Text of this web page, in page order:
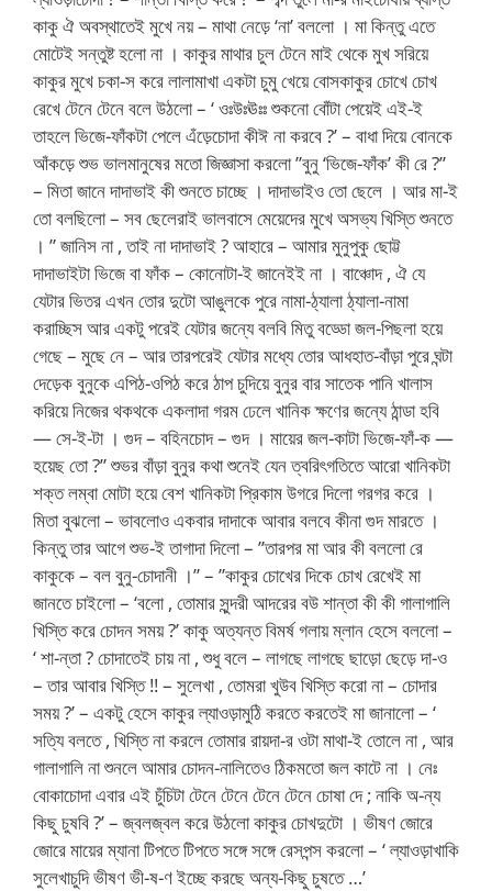
কাকু ঐ অবস্থাতেই মুখে নয় – মাথা নেড়ে ‘না’ বললো । মা কিন্তু এতে
মোটেই সন্তুষ্ট হলো না । কাকুর মাথার চুল টেনে মাই থেকে মুখ সরিয়ে
কাকুর মুখে চকা-স করে লালামাখা একটা চুমু খেয়ে বোসকাকুর চোখে চোখ
রেখে টেনে টেনে বলে উঠলো – ‘ ওঃউঃঊঃঃ শুকনো বোঁটা পেয়েই এই-ই
তাহলে ভিজে-ফাঁকটা পেলে এঁড়েচোদা কীঈ না করবে ?’ – বাধা দিয়ে বোনকে
আঁকড়ে শুভ ভালমানুষের মতো জিজ্ঞাসা করলো ”বুনু ‘ভিজে-ফাঁক’ কী রে ?”
– মিতা জানে দাদাভাই কী শুনতে চাচ্ছে । দাদাভাইও তো ছেলে । আর মা-ই
তো বলছিলো – সব ছেলেরাই ভালবাসে মেয়েদের মুখে অসভ্য খিস্তি শুনতে
। ” জানিস না , তাই না দাদাভাই ? আহারে – আমার মুনুপুকু ছোট্ট
দাদাভাইটা ভিজে বা ফাঁক – কোনোটা-ই জানেইই না । বাঞ্চোদ , ঐ যে
যেটার ভিতর এখন তোর দুটো আঙুলকে পুরে নামা-ঠ্যালা ঠ্যালা-নামা
করাচ্ছিস আর একটু পরেই যেটার জন্যে বলবি মিতু বড্ডো জল-পিছলা হয়ে
গেছে – মুছে নে – আর তারপরেই যেটার মধ্যে তোর আধহাত-বাঁড়া পুরে ঘন্টা
দেড়েক বুনুকে এপিঠ-ওপিঠ করে ঠাপ চুদিয়ে বুনুর বার সাতেক পানি খালাস
করিয়ে নিজের থকথকে একলাদা গরম ঢেলে খানিক ক্ষণের জন্যে ঠান্ডা হবি
— সে-ই-টা । গুদ – বহিনচোদ – গুদ । মায়ের জল-কাটা ভিজে-ফাঁ-ক —
হয়েছ তো ?” শুভর বাঁড়া বুনুর কথা শুনেই যেন ত্বরিৎগতিতে আরো খানিকটা
শক্ত লম্বা মোটা হয়ে বেশ খানিকটা প্রিকাম উগরে দিলো গরগর করে ।
মিতা বুঝলো – ভাবলোও একবার দাদাকে আবার বলবে কীনা গুদ মারতে ।
কিন্তু তার আগে শুভ-ই তাগাদা দিলো – ”তারপর মা আর কী বললো রে
কাকুকে – বল বুনু-চোদানী ।” – ”কাকুর চোখের দিকে চোখ রেখেই মা
জানতে চাইলো – ‘বলো , তোমার সুন্দরী আদরের বউ শান্তা কী কী গালাগালি
খিস্তি করে চোদন সময় ?’ কাকু অত্যন্ত বিমর্ষ গলায় ম্লান হেসে বললো –
‘ শা-ন্তা ? চোদাতেই চায় না , শুধু বলে – লাগছে লাগছে ছাড়ো ছেড়ে দা-ও
– তার আবার খিস্তি !! – সুলেখা , তোমরা খুউব খিস্তি করো না – চোদার
সময় ?’ – একটু হেসে কাকুর ল্যাওড়ামুঠি করতে করতেই মা জানালো – ‘
সত্যি বলতে , খিস্তি না করলে তোমার রায়দা-র ওটা মাথা-ই তোলে না , আর
গালাগালি না শুনলে আমার চোদন-নালিতেও ঠিকমতো জল কাটে না । নেঃ
বোকাচোদা এবার এই চুঁচিটা টেনে টেনে টেনে টেনে চোষা দে ; নাকি অ-ন্য
কিছু চুষবি ?’ – জ্বলজ্বল করে উঠলো কাকুর চোখদুটো । ভীষণ জোরে
জোরে মায়ের ম্যানা টিপতে টিপতে সঙ্গে সঙ্গে রেসপন্স করলো – ‘ ল্যাওড়াখাকি
সুলেখাচুদি ভীষণ ভী-ষ-ণ ইচ্ছে করছে অন্য-কিছু চুষতে …’